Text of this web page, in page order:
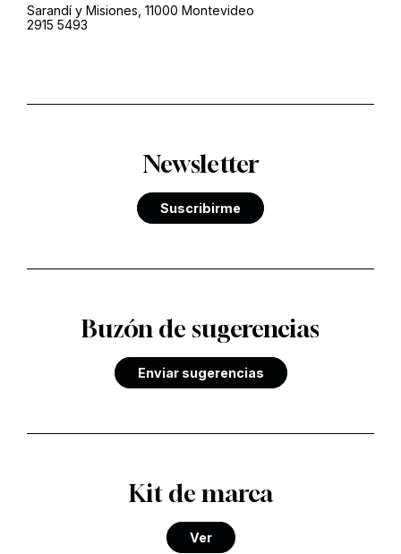
Sarandí y Misiones, 11000 Montevideo
2915 5493
Newsletter
Suscribirme
Buzón de sugerencias
Enviar sugerencias
Kit de marca
Ver